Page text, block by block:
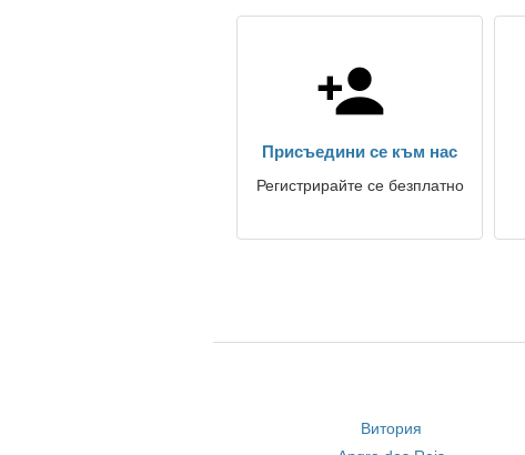
Присъедини се към нас
Регистрирайте се безплатно
Витория